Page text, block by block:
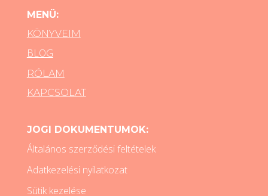
MENÜ:
KÖNYVEIM
BLOG
RÓLAM
KAPCSOLAT
JOGI DOKUMENTUMOK:
Általános szerződési feltételek
Adatkezelési nyilatkozat
Sütik kezelése